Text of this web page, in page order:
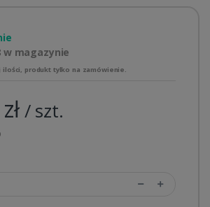
w magazynie
ilości, produkt tylko na zamówienie.
/ szt.